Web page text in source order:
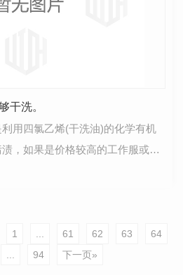
干洗。
用四氯乙烯(干洗油)的化学有机
，如果是价格较高的工作服或者
。如果是干洗也有缺点，再…
1 ... 61 62 63
64
... 94 下一页»